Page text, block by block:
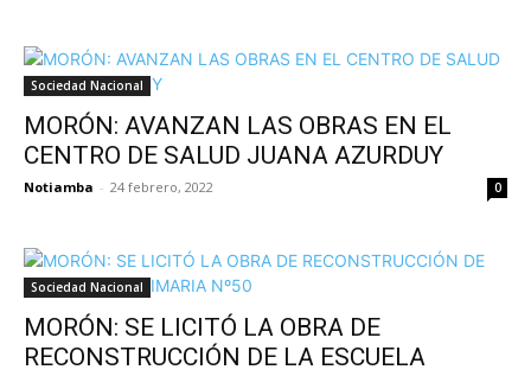
Sociedad Nacional
MORÓN: AVANZAN LAS OBRAS EN EL
CENTRO DE SALUD JUANA AZURDUY
Notiamba - 24 febrero, 2022 0
Sociedad Nacional
MORÓN: SE LICITÓ LA OBRA DE
RECONSTRUCCIÓN DE LA ESCUELA